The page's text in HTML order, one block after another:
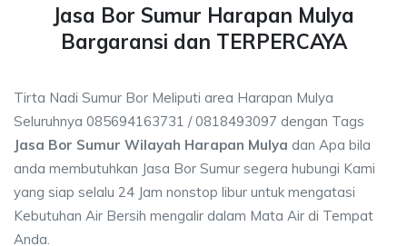
Jasa Bor Sumur Harapan Mulya
Bargaransi dan TERPERCAYA
Tirta Nadi Sumur Bor Meliputi area Harapan Mulya
Seluruhnya 085694163731 / 0818493097 dengan Tags
Jasa Bor Sumur Wilayah Harapan Mulya dan Apa bila
anda membutuhkan Jasa Bor Sumur segera hubungi Kami
yang siap selalu 24 Jam nonstop libur untuk mengatasi
Kebutuhan Air Bersih mengalir dalam Mata Air di Tempat
Anda.